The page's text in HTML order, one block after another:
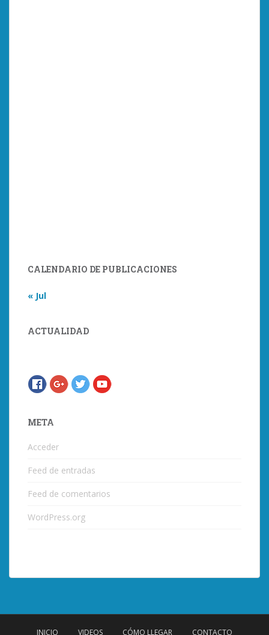
CALENDARIO DE PUBLICACIONES
« Jul
ACTUALIDAD
META
Acceder
Feed de entradas
Feed de comentarios
WordPress.org
INICIO VIDEOS CÓMO LLEGAR CONTACTO